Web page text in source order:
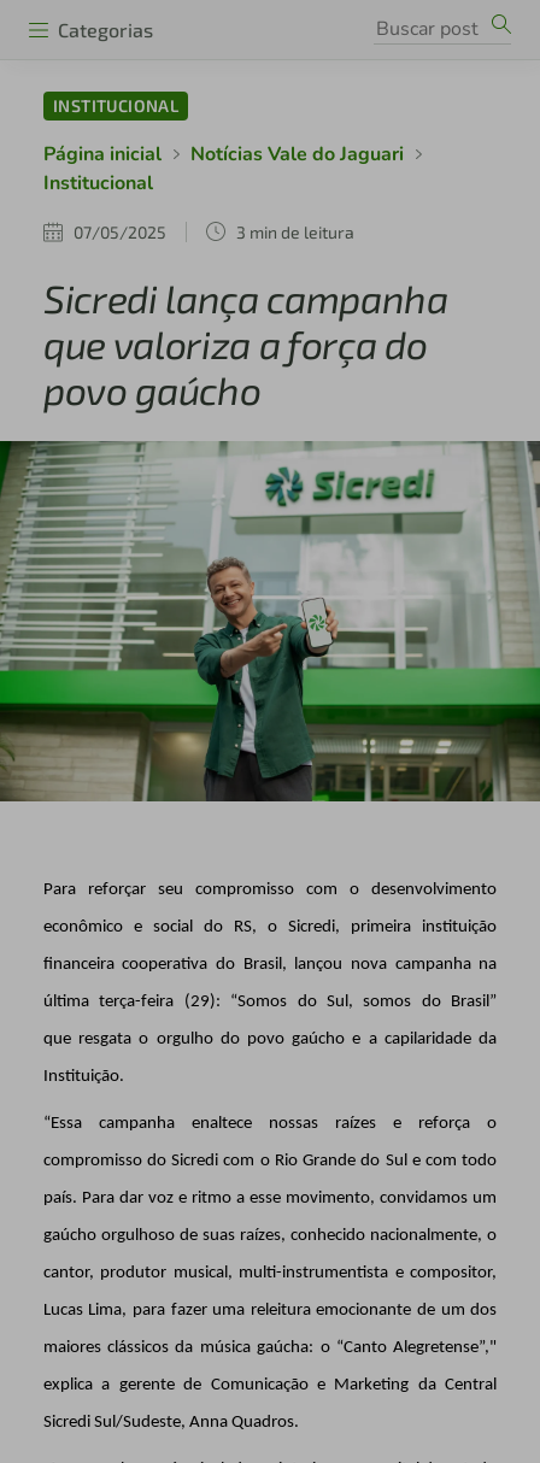
Categorias
INSTITUCIONAL
Página inicial
Notícias Vale do Jaguari
Institucional
07/05/2025 3 min de leitura
Sicredi lança campanha
que valoriza a força do
povo gaúcho
Para reforçar seu compromisso com o desenvolvimento
econômico e social do RS, o Sicredi, primeira instituição
financeira cooperativa do Brasil, lançou nova campanha na
última terça-feira (29): “Somos do Sul, somos do Brasil”
que resgata o orgulho do povo gaúcho e a capilaridade da
Instituição.
“Essa campanha enaltece nossas raízes e reforça o
compromisso do Sicredi com o Rio Grande do Sul e com todo
país. Para dar voz e ritmo a esse movimento, convidamos um
gaúcho orgulhoso de suas raízes, conhecido nacionalmente, o
cantor, produtor musical, multi-instrumentista e compositor,
Lucas Lima, para fazer uma releitura emocionante de um dos
maiores clássicos da música gaúcha: o “Canto Alegretense”,"
explica a gerente de Comunicação e Marketing da Central
Sicredi Sul/Sudeste, Anna Quadros.